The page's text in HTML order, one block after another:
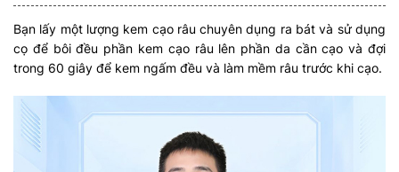
Bạn lấy một lượng kem cạo râu chuyên dụng ra bát và sử dụng
cọ để bôi đều phần kem cạo râu lên phần da cần cạo và đợi
trong 60 giây để kem ngấm đều và làm mềm râu trước khi cạo.